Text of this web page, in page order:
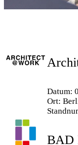
Datum:
Ort:
BAD